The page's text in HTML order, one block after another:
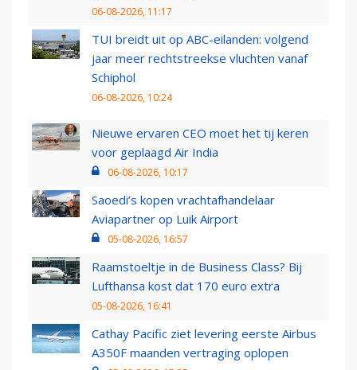
06-08-2026, 11:17
TUI breidt uit op ABC-eilanden: volgend
jaar meer rechtstreekse vluchten vanaf
Schiphol
06-08-2026, 10:24
Nieuwe ervaren CEO moet het tij keren
voor geplaagd Air India
06-08-2026, 10:17
Saoedi’s kopen vrachtafhandelaar
Aviapartner op Luik Airport
05-08-2026, 16:57
Raamstoeltje in de Business Class? Bij
Lufthansa kost dat 170 euro extra
05-08-2026, 16:41
Cathay Pacific ziet levering eerste Airbus
A350F maanden vertraging oplopen